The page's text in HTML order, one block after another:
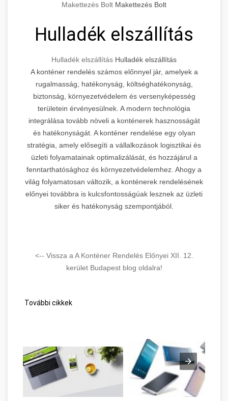
Makettezés Bolt Makettezés Bolt
Hulladék elszállítás
Hulladék elszállítás Hulladék elszállítás
A konténer rendelés számos előnnyel jár, amelyek a
rugalmasság, hatékonyság, költséghatékonyság,
biztonság, környezetvédelem és versenyképesség
területein érvényesülnek. A modern technológia
integrálása tovább növeli a konténerek hasznosságát
és hatékonyságát. A konténer rendelése egy olyan
stratégia, amely elősegíti a vállalkozások logisztikai és
üzleti folyamatainak optimalizálását, és hozzájárul a
fenntarthatósághoz és környezetvédelemhez. Ahogy a
világ folyamatosan változik, a konténerek rendelésének
előnyei továbbra is kulcsfontosságúak lesznek az üzleti
siker és hatékonyság szempontjából.
<-- Vissza a A Konténer Rendelés Előnyei XII. 12.
kerület Budapest blog oldalra!
További cikkek